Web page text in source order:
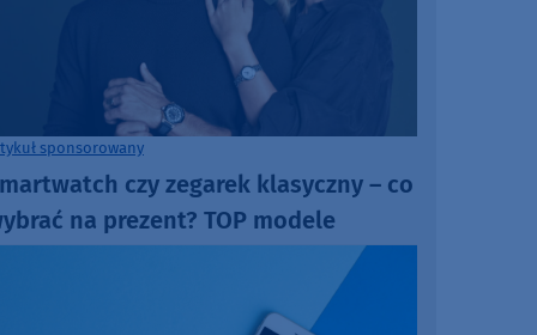
sponsorowany
czy zegarek klasyczny – co
na prezent? TOP modele